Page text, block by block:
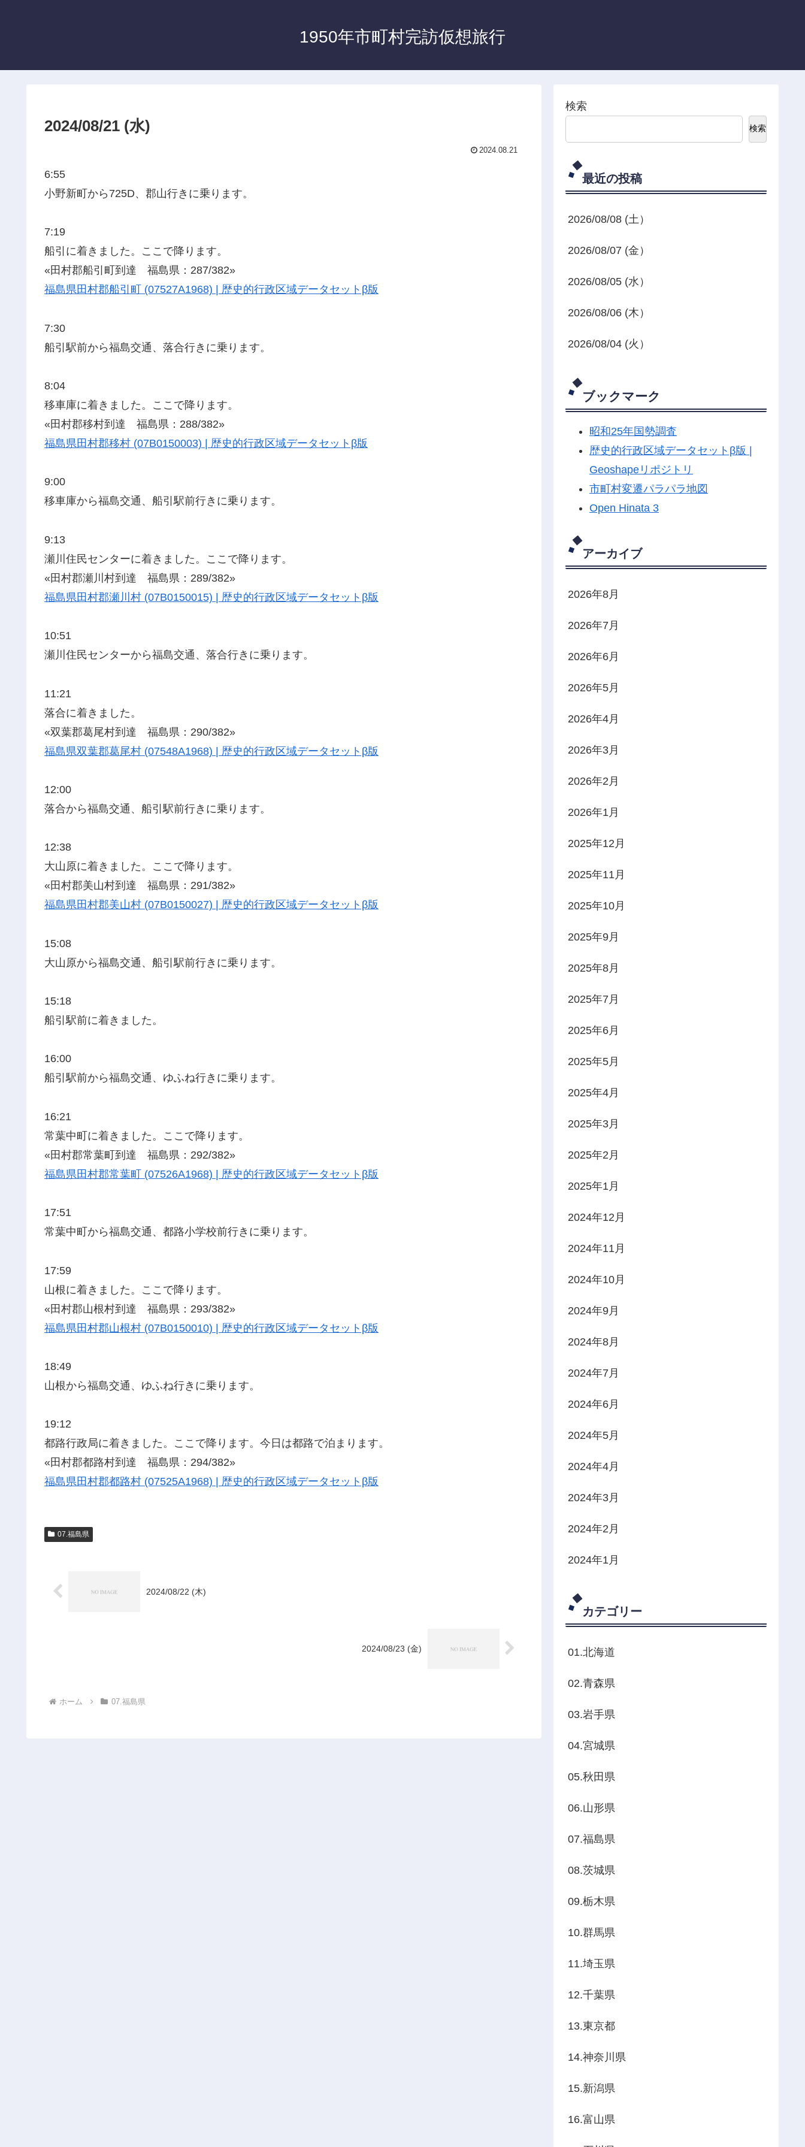
1950年市町村完訪仮想旅行
2024/08/21 (水)
2024.08.21
6:55
小野新町から725D、郡山行きに乗ります。
7:19
船引に着きました。ここで降ります。
«田村郡船引町到達 福島県：287/382»
福島県田村郡船引町 (07527A1968) | 歴史的行政区域データセットβ版
7:30
船引駅前から福島交通、落合行きに乗ります。
8:04
移車庫に着きました。ここで降ります。
«田村郡移村到達 福島県：288/382»
福島県田村郡移村 (07B0150003) | 歴史的行政区域データセットβ版
9:00
移車庫から福島交通、船引駅前行きに乗ります。
9:13
瀬川住民センターに着きました。ここで降ります。
«田村郡瀬川村到達 福島県：289/382»
福島県田村郡瀬川村 (07B0150015) | 歴史的行政区域データセットβ版
10:51
瀬川住民センターから福島交通、落合行きに乗ります。
11:21
落合に着きました。
«双葉郡葛尾村到達 福島県：290/382»
福島県双葉郡葛尾村 (07548A1968) | 歴史的行政区域データセットβ版
12:00
落合から福島交通、船引駅前行きに乗ります。
12:38
大山原に着きました。ここで降ります。
«田村郡美山村到達 福島県：291/382»
福島県田村郡美山村 (07B0150027) | 歴史的行政区域データセットβ版
15:08
大山原から福島交通、船引駅前行きに乗ります。
15:18
船引駅前に着きました。
16:00
船引駅前から福島交通、ゆふね行きに乗ります。
16:21
常葉中町に着きました。ここで降ります。
«田村郡常葉町到達 福島県：292/382»
福島県田村郡常葉町 (07526A1968) | 歴史的行政区域データセットβ版
17:51
常葉中町から福島交通、都路小学校前行きに乗ります。
17:59
山根に着きました。ここで降ります。
«田村郡山根村到達 福島県：293/382»
福島県田村郡山根村 (07B0150010) | 歴史的行政区域データセットβ版
18:49
山根から福島交通、ゆふね行きに乗ります。
19:12
都路行政局に着きました。ここで降ります。今日は都路で泊まります。
«田村郡都路村到達 福島県：294/382»
福島県田村郡都路村 (07525A1968) | 歴史的行政区域データセットβ版
07.福島県
2024/08/22 (木)
2024/08/23 (金)
ホーム 07.福島県
検索
検索
最近の投稿
2026/08/08 (土）
2026/08/07 (金）
2026/08/05 (水）
2026/08/06 (木）
2026/08/04 (火）
ブックマーク
昭和25年国勢調査
歴史的行政区域データセットβ版 |
Geoshapeリポジトリ
市町村変遷パラパラ地図
Open Hinata 3
アーカイブ
2026年8月
2026年7月
2026年6月
2026年5月
2026年4月
2026年3月
2026年2月
2026年1月
2025年12月
2025年11月
2025年10月
2025年9月
2025年8月
2025年7月
2025年6月
2025年5月
2025年4月
2025年3月
2025年2月
2025年1月
2024年12月
2024年11月
2024年10月
2024年9月
2024年8月
2024年7月
2024年6月
2024年5月
2024年4月
2024年3月
2024年2月
2024年1月
カテゴリー
01.北海道
02.青森県
03.岩手県
04.宮城県
05.秋田県
06.山形県
07.福島県
08.茨城県
09.栃木県
10.群馬県
11.埼玉県
12.千葉県
13.東京都
14.神奈川県
15.新潟県
16.富山県